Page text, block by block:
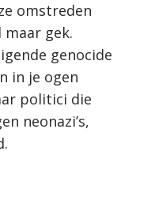
omstreden
gek.
genocide
in je ogen
politici die
neonazi’s,